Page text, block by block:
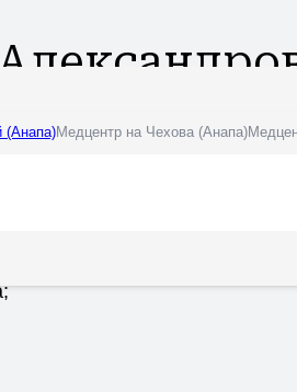
(Анапа)Медцентр на Чехова (Анапа)
желудочно-кишечного